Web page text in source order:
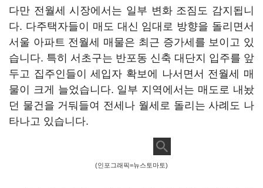
다만 전월세 시장에서는 일부 변화 조짐도 감지됩니
다. 다주택자들이 매도 대신 임대로 방향을 돌리면서
서울 아파트 전월세 매물은 최근 증가세를 보이고 있
습니다. 특히 서초구는 반포동 신축 대단지 입주를 앞
두고 집주인들이 세입자 확보에 나서면서 전월세 매
물이 크게 늘었습니다. 일부 지역에서는 매도로 내놨
던 물건을 거둬들여 전세나 월세로 돌리는 사례도 나
타나고 있습니다.
(인포그래픽=뉴스토마토)